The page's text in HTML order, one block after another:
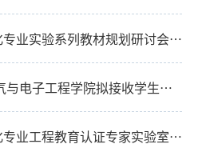
电气工程及其自动化专业实验系列教材规划研讨会顺利召开
关于转入2022级电气与电子工程学院拟接收学生名单的公示
电气工程及其自动化专业工程教育认证专家实验室线上考察圆满完成